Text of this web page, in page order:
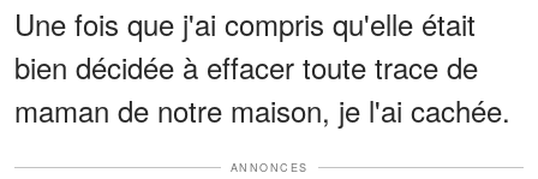
Une fois que j'ai compris qu'elle était
bien décidée à effacer toute trace de
maman de notre maison, je l'ai cachée.
ANNONCES